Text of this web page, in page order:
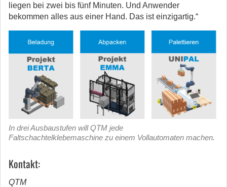
liegen bei zwei bis fünf Minuten. Und Anwender
bekommen alles aus einer Hand. Das ist einzigartig.“
In drei Ausbaustufen will QTM jede
Faltschachtelklebemaschine zu einem Vollautomaten machen.
Kontakt:
QTM